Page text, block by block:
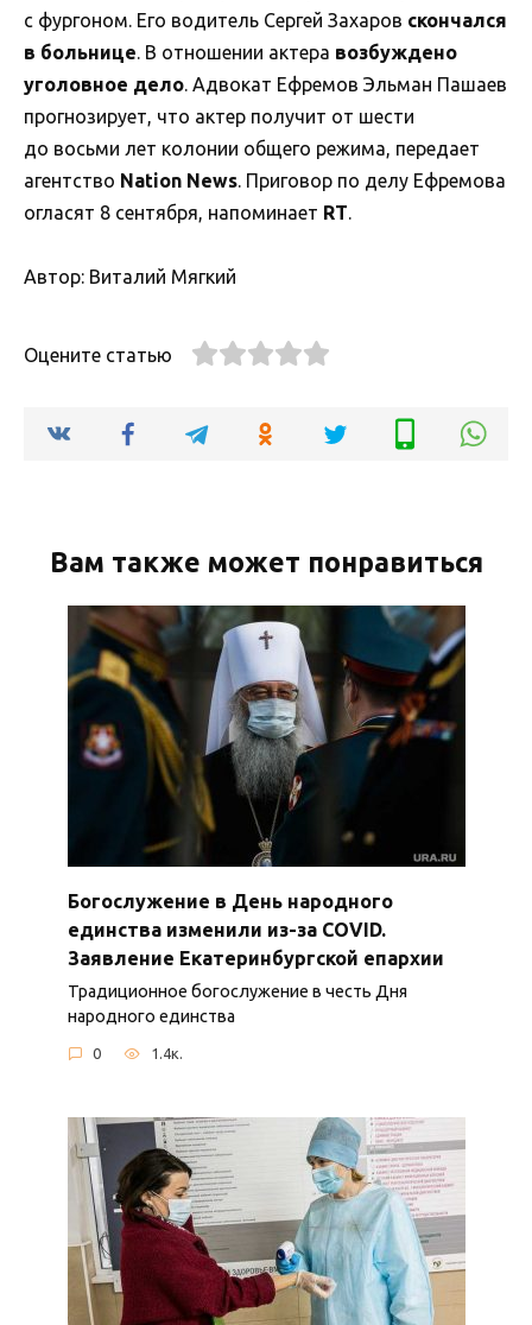
с фургоном. Его водитель Сергей Захаров скончался
в больнице. В отношении актера возбуждено
уголовное дело. Адвокат Ефремов Эльман Пашаев
прогнозирует, что актер получит от шести
до восьми лет колонии общего режима, передает
агентство Nation News. Приговор по делу Ефремова
огласят 8 сентября, напоминает RT.
Автор: Виталий Мягкий
Оцените статью
Вам также может понравиться
Богослужение в День народного
единства изменили из-за COVID.
Заявление Екатеринбургской епархии
Традиционное богослужение в честь Дня
народного единства
0 1.4к.